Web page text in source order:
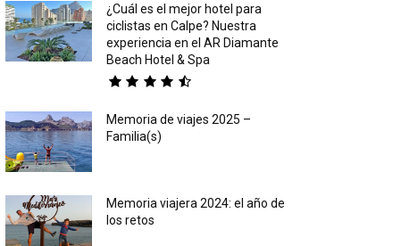
¿Cuál es el mejor hotel para
ciclistas en Calpe? Nuestra
experiencia en el AR Diamante
Beach Hotel & Spa
Memoria de viajes 2025 –
Familia(s)
Memoria viajera 2024: el año de
los retos